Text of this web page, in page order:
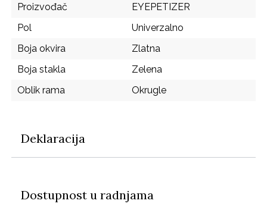
Proizvođač
EYEPETIZER
Pol
Univerzalno
Boja okvira
Zlatna
Boja stakla
Zelena
Oblik rama
Okrugle
Deklaracija
Dostupnost u radnjama